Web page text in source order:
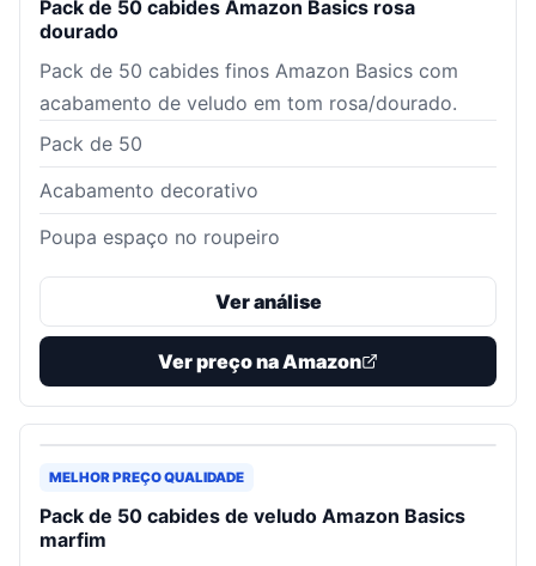
Pack de 50 cabides Amazon Basics rosa
dourado
Pack de 50 cabides finos Amazon Basics com
acabamento de veludo em tom rosa/dourado.
Pack de 50
Acabamento decorativo
Poupa espaço no roupeiro
Ver análise
Ver preço na Amazon
MELHOR PREÇO QUALIDADE
Pack de 50 cabides de veludo Amazon Basics
marfim